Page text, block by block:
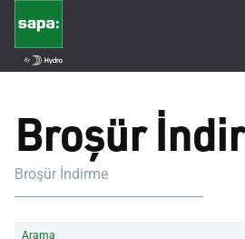
Broşür İndir
Broşür İndirme
Arama